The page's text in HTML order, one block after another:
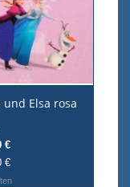
und Elsa rosa
€
€